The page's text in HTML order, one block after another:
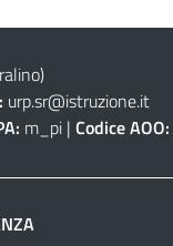
urp.sr@istruzione.it
m_pi | Codice AOO: